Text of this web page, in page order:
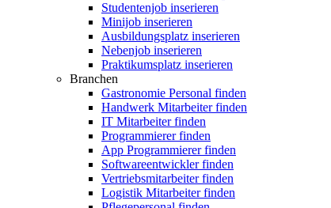
Studentenjob inserieren
Minijob inserieren
Ausbildungsplatz inserieren
Nebenjob inserieren
Praktikumsplatz inserieren
Branchen
Gastronomie Personal finden
Handwerk Mitarbeiter finden
IT Mitarbeiter finden
Programmierer finden
App Programmierer finden
Softwareentwickler finden
Vertriebsmitarbeiter finden
Logistik Mitarbeiter finden